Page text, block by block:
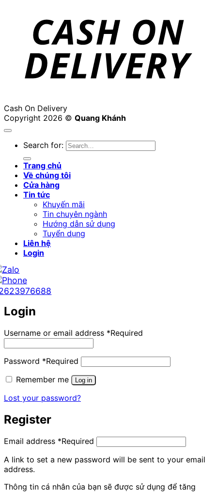
Cash On Delivery
Copyright 2026 © Quang Khánh
Search for:
Trang chủ
Về chúng tôi
Cửa hàng
Tin tức
Khuyến mãi
Tin chuyên ngành
Hướng dẫn sử dụng
Tuyển dụng
Liên hệ
Login
Login
Username or email address *Required
Password *Required
Remember me
Log in
Lost your password?
Register
Email address *Required
A link to set a new password will be sent to your email
address.
Thông tin cá nhân của bạn sẽ được sử dụng để tăng